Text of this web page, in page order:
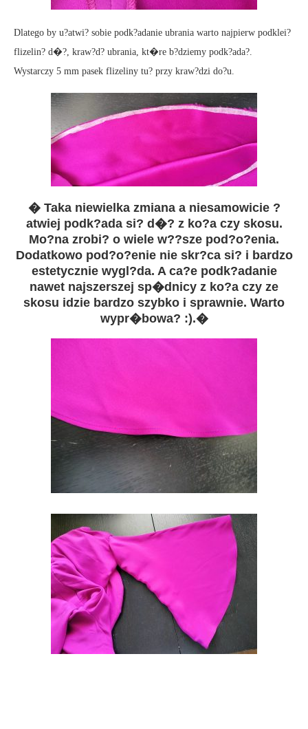
Dlatego by u?atwi? sobie podk?adanie ubrania warto najpierw podklei?
flizelin? d�?, kraw?d? ubrania, kt�re b?dziemy podk?ada?.
Wystarczy 5 mm pasek flizeliny tu? przy kraw?dzi do?u.
� Taka niewielka zmiana a niesamowicie ?
atwiej podk?ada si? d�? z ko?a czy skosu.
Mo?na zrobi? o wiele w??sze pod?o?enia.
Dodatkowo pod?o?enie nie skr?ca si? i bardzo
estetycznie wygl?da. A ca?e podk?adanie
nawet najszerszej sp�dnicy z ko?a czy ze
skosu idzie bardzo szybko i sprawnie. Warto
wypr�bowa? :).�